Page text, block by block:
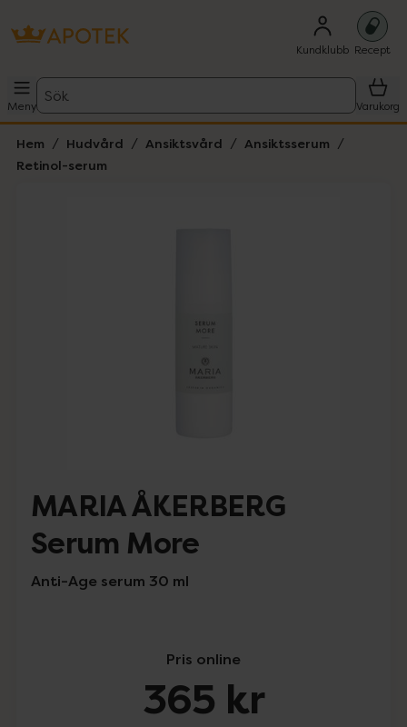
Kundklubb Recept
Meny
Sök
Varukorg
Hem Hudvård Ansiktsvård
Ansiktsserum
Retinol-serum
MARIA ÅKERBERG
Serum More
Anti-Age serum 30 ml
Pris online
365 kr